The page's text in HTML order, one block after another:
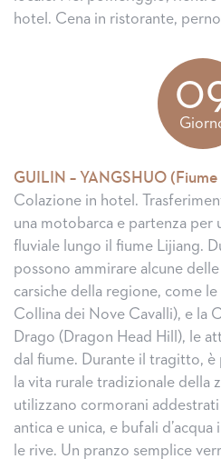
hotel. Cena in ristorante,
GUILIN – YANGSHUO
Colazione in hotel.
una motobarca e partenza per
fluviale lungo il fiume Lijiang.
possono ammirare alcune
carsiche della regione, come
Collina dei Nove Cavalli), e la
Drago (Dragon Head Hill), le
dal fiume. Durante il tragitto, è
la vita rurale tradizionale della
utilizzano cormorani
antica e unica, e bufali
le rive. Un pranzo semplice